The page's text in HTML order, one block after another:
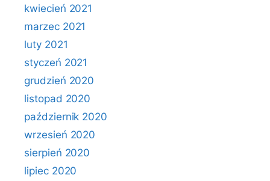
kwiecień 2021
marzec 2021
luty 2021
styczeń 2021
grudzień 2020
listopad 2020
październik 2020
wrzesień 2020
sierpień 2020
lipiec 2020